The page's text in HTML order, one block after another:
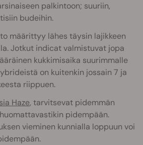
palkintoon; suuriin,
budeihin.
määrittyy lähes täysin lajikkeen
Jotkut indicat valmistuvat jopa
kukkimisaika suurimmalle
on kuitenkin jossain 7 ja
riippuen.
Haze, tarvitsevat pidemmän
pidempään.
vieminen kunnialla loppuun voi